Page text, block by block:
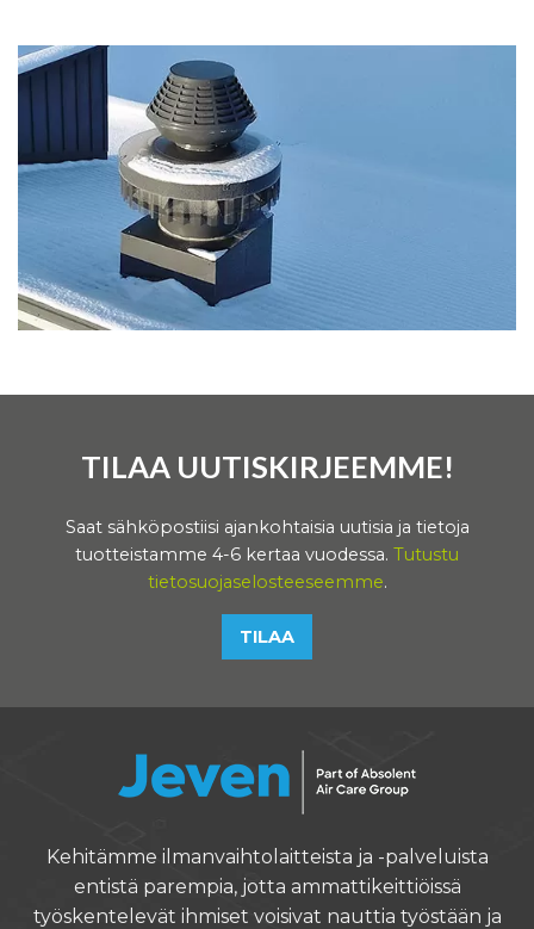
TILAA UUTISKIRJEEMME!
Saat sähköpostiisi ajankohtaisia uutisia ja tietoja
tuotteistamme 4-6 kertaa vuodessa. Tutustu
tietosuojaselosteeseemme.
TILAA
Kehitämme ilmanvaihtolaitteista ja -palveluista
entistä parempia, jotta ammattikeittiöissä
työskentelevät ihmiset voisivat nauttia työstään ja